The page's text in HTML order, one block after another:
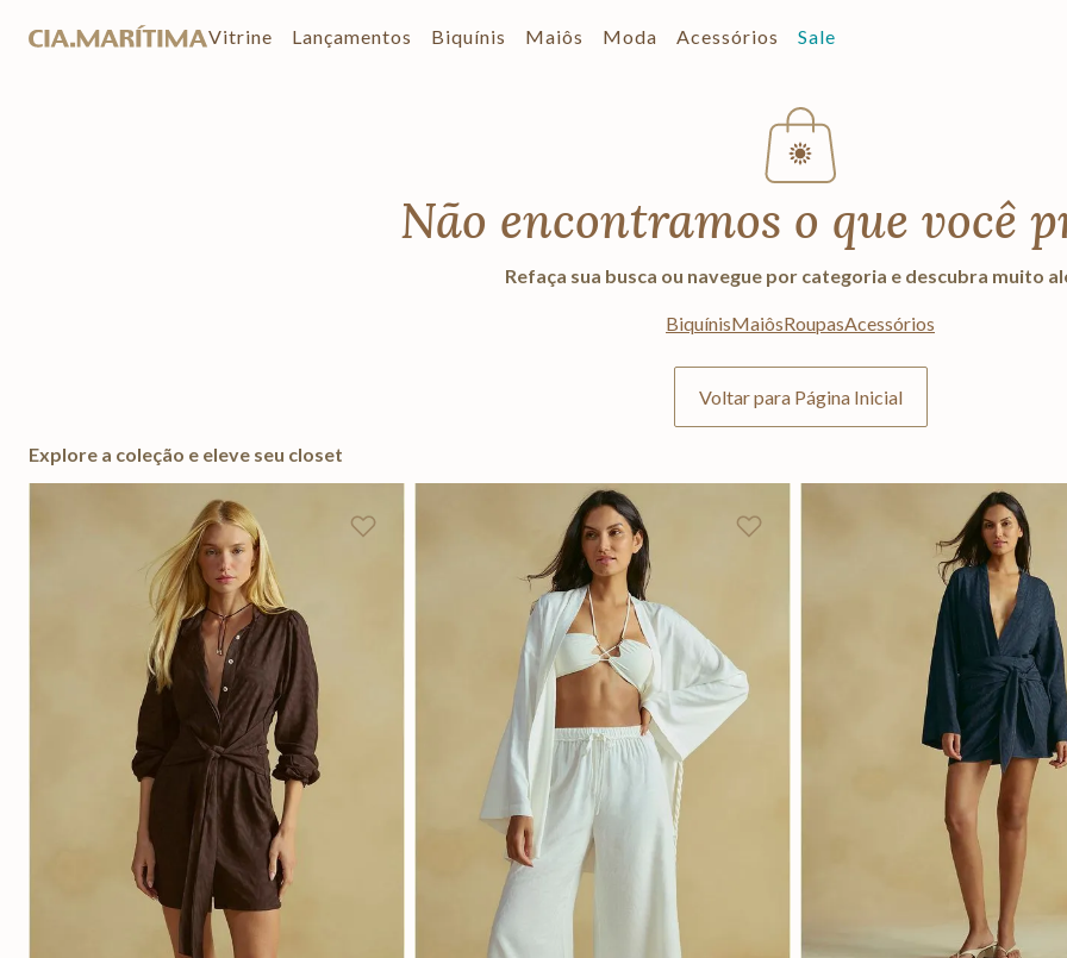
Vitrine Lançamentos Biquínis Maiôs Moda Acessórios Sale
Não encontramos o que você
Refaça sua busca ou navegue por categoria e descubra muito
BiquínisMaiôsRoupasAcessórios
Voltar para Página Inicial
Explore a coleção e eleve seu closet
P M G
Adicionar na sacola Adicionar na sacola